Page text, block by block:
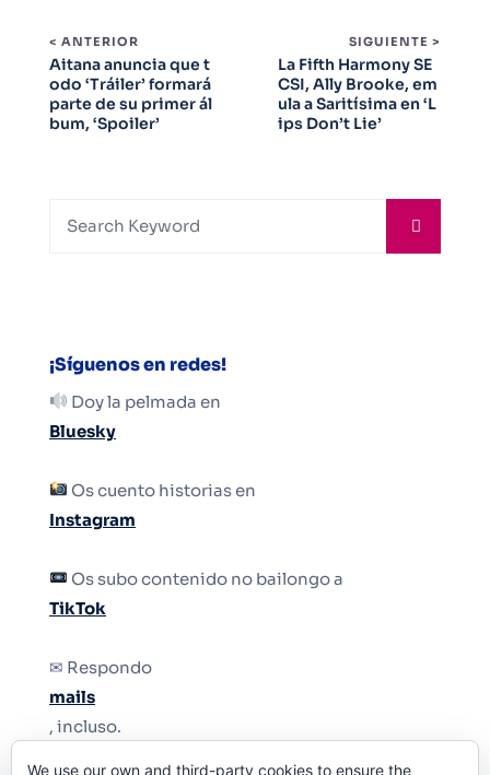
< ANTERIOR
Aitana anuncia que t
odo ‘Tráiler’ formará
parte de su primer ál
bum, ‘Spoiler’
SIGUIENTE >
La Fifth Harmony SE
CSI, Ally Brooke, em
ula a Saritísima en ‘L
ips Don’t Lie’
¡Síguenos en redes!
Doy la pelmada en
Bluesky
Os cuento historias en
Instagram
Os subo contenido no bailongo a
TikTok
✉ Respondo
mails
, incluso.
We use our own and third-party cookies to ensure the